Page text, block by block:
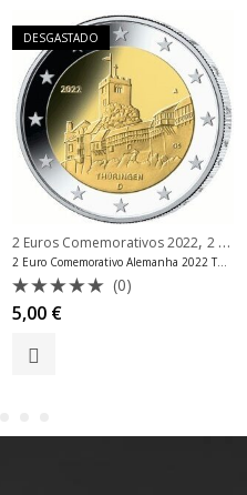
DESGASTADO
2 Euros Comemorativos 2022, 2 Euros Comemorativos Alemanha
2 Euro Comemorativo Alemanha 2022 Thüringen Mint G
Avaliação
0
de
(0)
5,00 €